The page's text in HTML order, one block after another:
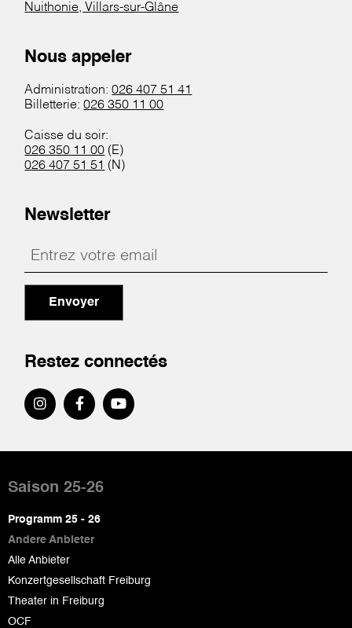
Nuithonie, Villars-sur-Glâne
Nous appeler
Administration:026 407 51 41
Billetterie:026 350 11 00
Caisse du soir:
026 350 11 00 (E)
026 407 51 51 (N)
Newsletter
Envoyer
Restez connectés
de
page
Saison 25-26
Programm 25 - 26
Andere Anbieter
Alle Anbieter
Konzertgesellschaft Freiburg
Theater in Freiburg
OCF